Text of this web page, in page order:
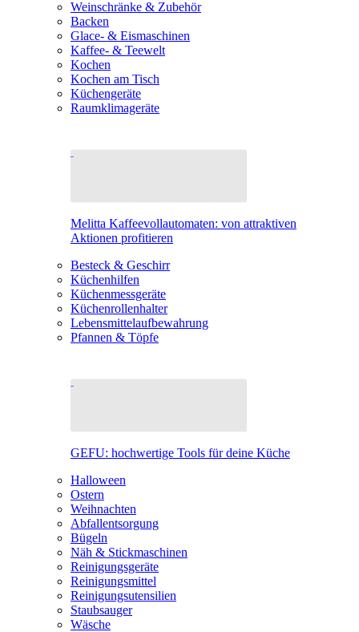
Weinschränke & Zubehör
Backen
Glace- & Eismaschinen
Kaffee- & Teewelt
Kochen
Kochen am Tisch
Küchengeräte
Raumklimageräte
Melitta Kaffeevollautomaten: von attraktiven
Aktionen profitieren
Besteck & Geschirr
Küchenhilfen
Küchenmessgeräte
Küchenrollenhalter
Lebensmittelaufbewahrung
Pfannen & Töpfe
GEFU: hochwertige Tools für deine Küche
Halloween
Ostern
Weihnachten
Abfallentsorgung
Bügeln
Näh & Stickmaschinen
Reinigungsgeräte
Reinigungsmittel
Reinigungsutensilien
Staubsauger
Wäsche